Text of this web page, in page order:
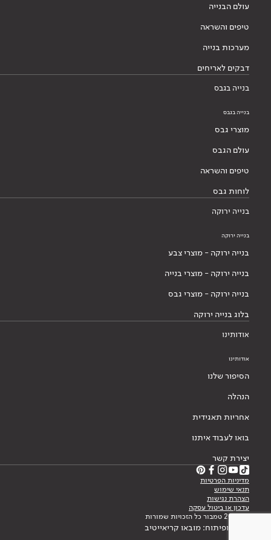
עולם הבנייה
טיפים והשראה
מערכות בנייה
דבקים לאריחים
בנייה בגבס
בנייה בגבס
מוצרי גבס
עולם הגבס
טיפים והשראה
לוחות גבס
בנייה ירוקה
בנייה ירוקה
בנייה ירוקה - מוצרי צבע
בנייה ירוקה - מוצרי בנייה
בנייה ירוקה - מוצרי גבס
בלוג בנייה ירוקה
אודותינו
אודותינו
הסיפור שלנו
הנהלה
אחריות תאגידית
בואו לעבוד איתנו
יצירת קשר
מדיניות הפרטיות
תנאי שימוש
הצהרת נגישות
עדכון או ביטול עסקה
© 2026 טמבור כל הזכויות שמורות
עיצוב ופיתוח: מובאו קריאייטיב